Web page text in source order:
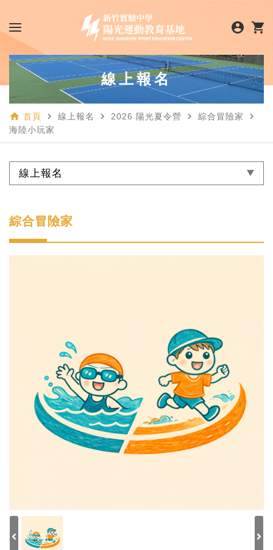
account_circle shopping_cart
線上報名
home 首頁 navigate_next 線上報名 navigate_next 2026 陽光夏令營 navigate_next 綜合冒險家 navigate_next
海陸小玩家
線上報名
綜合冒險家